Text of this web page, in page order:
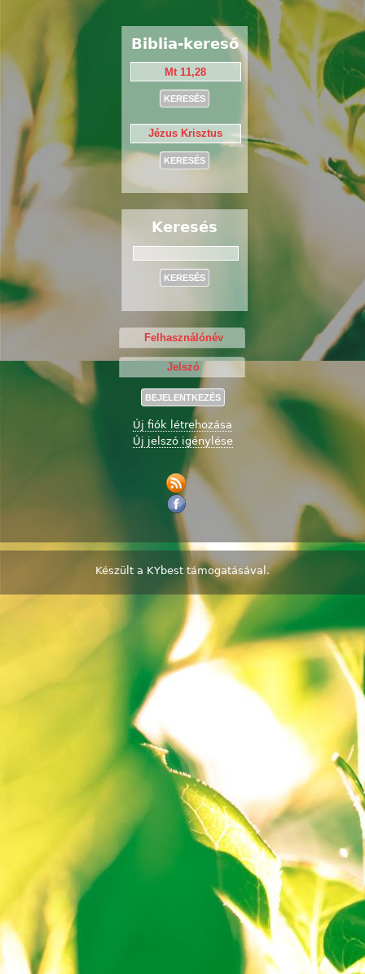
Biblia-kereső
Keresés
Új fiók létrehozása
Új jelszó igénylése
Készült a KYbest támogatásával.